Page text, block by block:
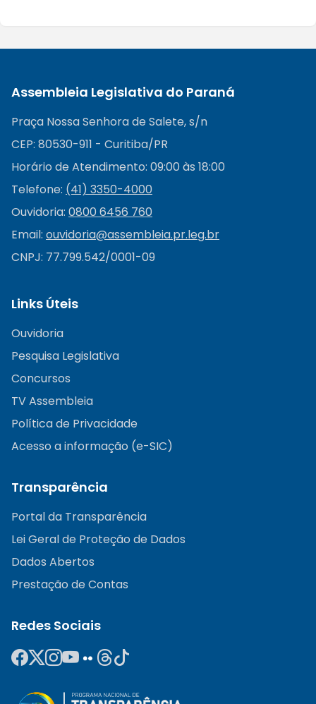
Assembleia Legislativa do Paraná
Praça Nossa Senhora de Salete, s/n
CEP: 80530-911 - Curitiba/PR
Horário de Atendimento: 09:00 às 18:00
Telefone: (41) 3350-4000
Ouvidoria: 0800 6456 760
Email: ouvidoria@assembleia.pr.leg.br
CNPJ: 77.799.542/0001-09
Links Úteis
Ouvidoria
Pesquisa Legislativa
Concursos
TV Assembleia
Política de Privacidade
Acesso a informação (e-SIC)
Transparência
Portal da Transparência
Lei Geral de Proteção de Dados
Dados Abertos
Prestação de Contas
Redes Sociais